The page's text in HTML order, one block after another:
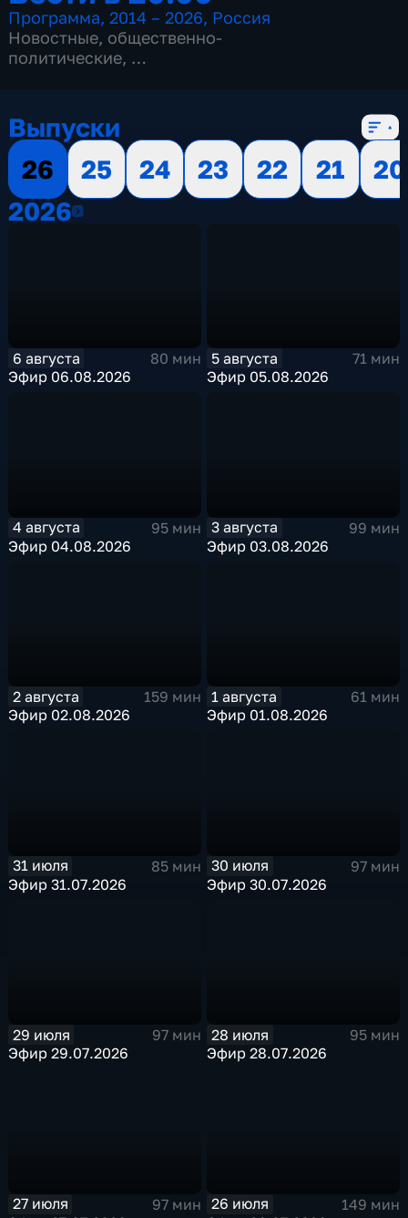
Программа,2014 – 2026, Россия
Новостные, общественно-
политические,
Выпуски
26
25 24 23 22 21
20
20262026
6 августа
80 мин
Эфир 06.08.2026
5 августа
71 мин
Эфир 05.08.2026
4 августа
95 мин
Эфир 04.08.2026
3 августа
99 мин
Эфир 03.08.2026
2 августа
159 мин
Эфир 02.08.2026
1 августа
61 мин
Эфир 01.08.2026
31 июля
85 мин
Эфир 31.07.2026
30 июля
97 мин
Эфир 30.07.2026
29 июля
97 мин
Эфир 29.07.2026
28 июля
95 мин
Эфир 28.07.2026
27 июля
97 мин
26 июля
149 мин